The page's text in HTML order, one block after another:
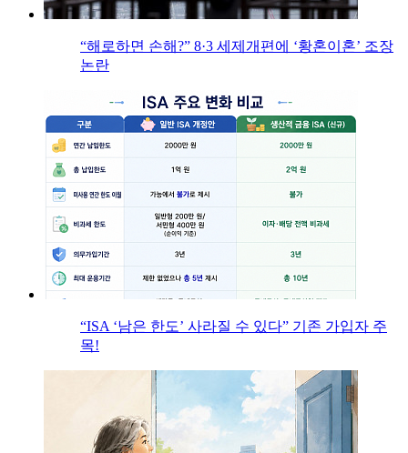
“해로하면 손해?” 8·3 세제개편에 ‘황혼이혼’ 조장
논란
“ISA ‘남은 한도’ 사라질 수 있다” 기존 가입자 주
목!